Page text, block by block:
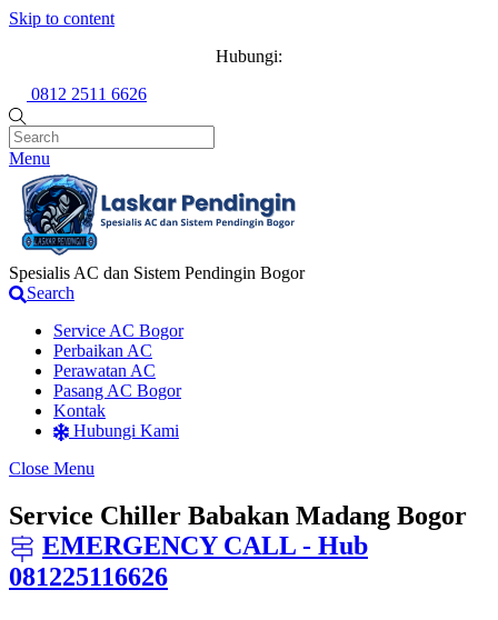
Skip to content
Hubungi:
0812 2511 6626
Menu
Spesialis AC dan Sistem Pendingin Bogor
Search
Service AC Bogor
Perbaikan AC
Perawatan AC
Pasang AC Bogor
Kontak
Hubungi Kami
Close Menu
Service Chiller Babakan Madang Bogor
EMERGENCY CALL - Hub
081225116626